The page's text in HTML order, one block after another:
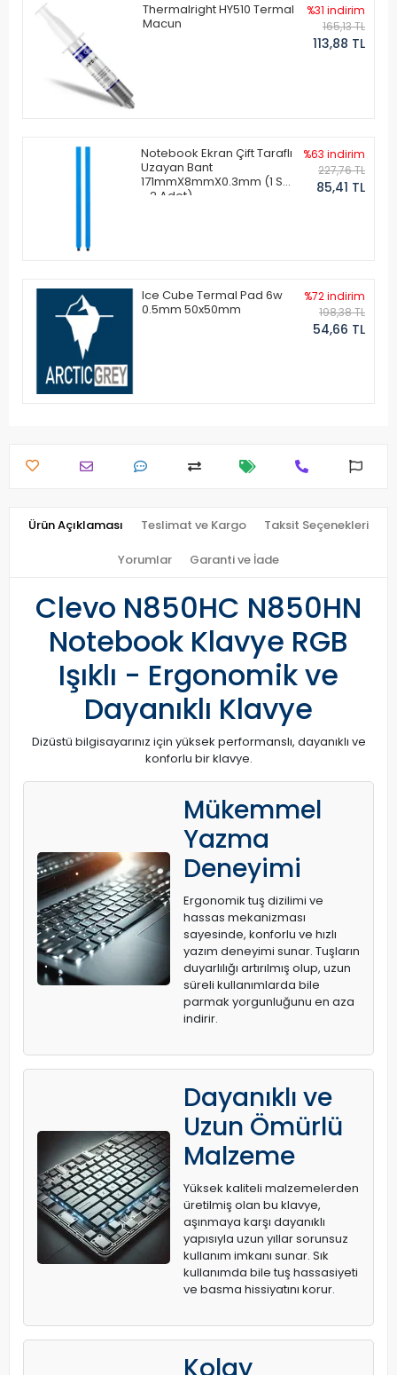
Thermalright HY510 Termal
Macun
%31 indirim
165,13 TL
113,88 TL
Notebook Ekran Çift Taraflı
Uzayan Bant
171mmX8mmX0.3mm (1 Set
- 2 Adet)
%63 indirim
227,76 TL
85,41 TL
Ice Cube Termal Pad 6w
0.5mm 50x50mm
%72 indirim
198,38 TL
54,66 TL
Ürün Açıklaması Teslimat ve Kargo Taksit Seçenekleri
Yorumlar Garanti ve İade
Clevo N850HC N850HN
Notebook Klavye RGB
Işıklı - Ergonomik ve
Dayanıklı Klavye
Dizüstü bilgisayarınız için yüksek performanslı, dayanıklı ve
konforlu bir klavye.
Mükemmel
Yazma
Deneyimi
Ergonomik tuş dizilimi ve
hassas mekanizması
sayesinde, konforlu ve hızlı
yazım deneyimi sunar. Tuşların
duyarlılığı artırılmış olup, uzun
süreli kullanımlarda bile
parmak yorgunluğunu en aza
indirir.
Dayanıklı ve
Uzun Ömürlü
Malzeme
Yüksek kaliteli malzemelerden
üretilmiş olan bu klavye,
aşınmaya karşı dayanıklı
yapısıyla uzun yıllar sorunsuz
kullanım imkanı sunar. Sık
kullanımda bile tuş hassasiyeti
ve basma hissiyatını korur.